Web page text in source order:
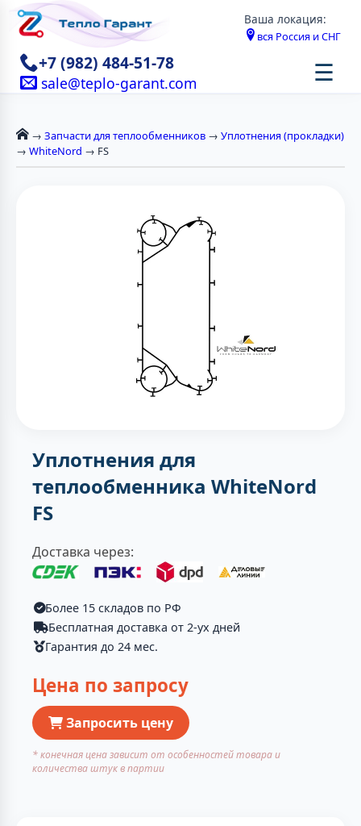
Ваша локация:
вся Россия и СНГ
+7 (982) 484-51-78
sale@teplo-garant.com ☰
→ Запчасти для теплообменников → Уплотнения (прокладки)
→ WhiteNord → FS
Уплотнения для
теплообменника WhiteNord
FS
Доставка через:
Более 15 складов по РФ
Бесплатная доставка от 2-ух дней
Гарантия до 24 мес.
Цена по запросу
Запросить цену
* конечная цена зависит от особенностей товара и
количества штук в партии